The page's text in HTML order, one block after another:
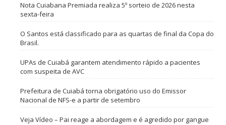
Nota Cuiabana Premiada realiza 5º sorteio de 2026 nesta
sexta-feira
O Santos está classificado para as quartas de final da Copa do
Brasil.
UPAs de Cuiabá garantem atendimento rápido a pacientes
com suspeita de AVC
Prefeitura de Cuiabá torna obrigatório uso do Emissor
Nacional de NFS-e a partir de setembro
Veja Vídeo – Pai reage a abordagem e é agredido por gangue